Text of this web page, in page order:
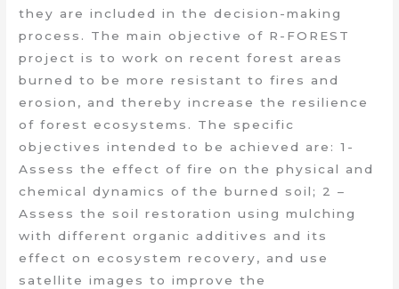
they are included in the decision-making
process. The main objective of R-FOREST
project is to work on recent forest areas
burned to be more resistant to fires and
erosion, and thereby increase the resilience
of forest ecosystems. The specific
objectives intended to be achieved are: 1-
Assess the effect of fire on the physical and
chemical dynamics of the burned soil; 2 –
Assess the soil restoration using mulching
with different organic additives and its
effect on ecosystem recovery, and use
satellite images to improve the